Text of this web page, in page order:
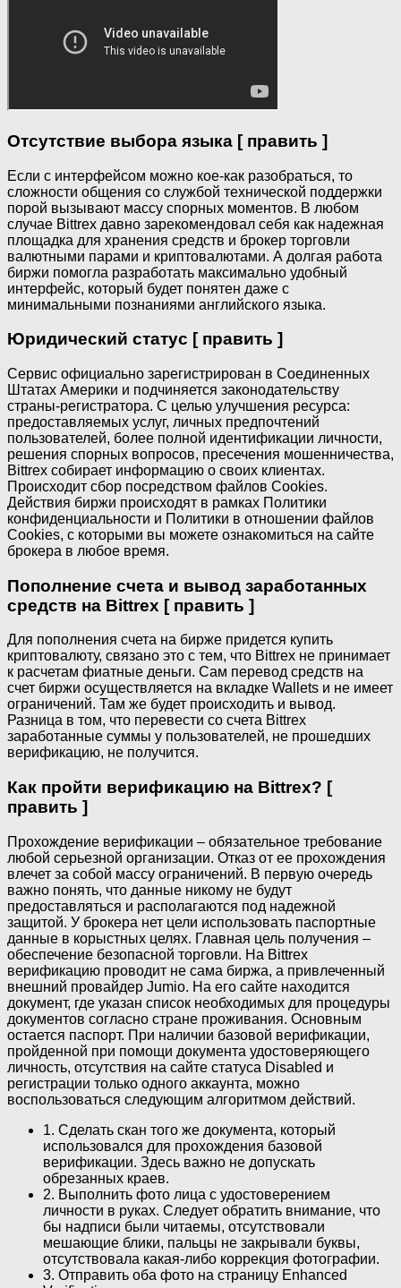
Отсутствие выбора языка [ править ]
Если с интерфейсом можно кое-как разобраться, то
сложности общения со службой технической поддержки
порой вызывают массу спорных моментов. В любом
случае Bittrex давно зарекомендовал себя как надежная
площадка для хранения средств и брокер торговли
валютными парами и криптовалютами. А долгая работа
биржи помогла разработать максимально удобный
интерфейс, который будет понятен даже с
минимальными познаниями английского языка.
Юридический статус [ править ]
Сервис официально зарегистрирован в Соединенных
Штатах Америки и подчиняется законодательству
страны-регистратора. С целью улучшения ресурса:
предоставляемых услуг, личных предпочтений
пользователей, более полной идентификации личности,
решения спорных вопросов, пресечения мошенничества,
Bittrex собирает информацию о своих клиентах.
Происходит сбор посредством файлов Cookies.
Действия биржи происходят в рамках Политики
конфиденциальности и Политики в отношении файлов
Cookies, с которыми вы можете ознакомиться на сайте
брокера в любое время.
Пополнение счета и вывод заработанных
средств на Bittrex [ править ]
Для пополнения счета на бирже придется купить
криптовалюту, связано это с тем, что Bittrex не принимает
к расчетам фиатные деньги. Сам перевод средств на
счет биржи осуществляется на вкладке Wallets и не имеет
ограничений. Там же будет происходить и вывод.
Разница в том, что перевести со счета Bittrex
заработанные суммы у пользователей, не прошедших
верификацию, не получится.
Как пройти верификацию на Bittrex? [
править ]
Прохождение верификации – обязательное требование
любой серьезной организации. Отказ от ее прохождения
влечет за собой массу ограничений. В первую очередь
важно понять, что данные никому не будут
предоставляться и располагаются под надежной
защитой. У брокера нет цели использовать паспортные
данные в корыстных целях. Главная цель получения –
обеспечение безопасной торговли. На Bittrex
верификацию проводит не сама биржа, а привлеченный
внешний провайдер Jumio. На его сайте находится
документ, где указан список необходимых для процедуры
документов согласно стране проживания. Основным
остается паспорт. При наличии базовой верификации,
пройденной при помощи документа удостоверяющего
личность, отсутствия на сайте статуса Disabled и
регистрации только одного аккаунта, можно
воспользоваться следующим алгоритмом действий.
1. Сделать скан того же документа, который
использовался для прохождения базовой
верификации. Здесь важно не допускать
обрезанных краев.
2. Выполнить фото лица с удостоверением
личности в руках. Следует обратить внимание, что
бы надписи были читаемы, отсутствовали
мешающие блики, пальцы не закрывали буквы,
отсутствовала какая-либо коррекция фотографии.
3. Отправить оба фото на страницу Enhanced